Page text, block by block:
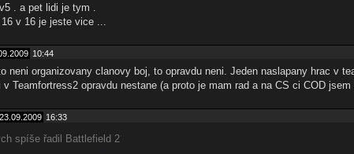
. a pet lidi je tym .
v 16 je jeste vice ...
10:44
neni organizovany clanovy boj, to opravdu neni. Jeden naslapany hrac v
Teamfortress2 opravdu nestane (a proto je mam rad a na CS ci COD jsem
23.09.2009 16:33
spíše řadil Battlefield 2